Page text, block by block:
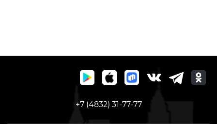
+7 (4832) 31-77-77